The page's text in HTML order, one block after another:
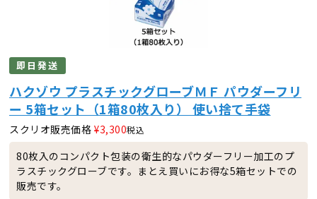
即日発送
ハクゾウ プラスチックグローブＭＦ パウダーフリ
ー 5箱セット（1箱80枚入り） 使い捨て手袋
スクリオ販売価格 ¥3,300税込
80枚入のコンパクト包装の衛生的なパウダーフリー加工のプ
ラスチックグローブです。まとえ買いにお得な5箱セットでの
販売です。